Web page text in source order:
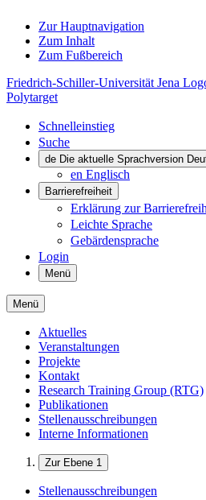
Zur Hauptnavigation
Zum Inhalt
Zum Fußbereich
Friedrich-Schiller-Universität Jena
Polytarget
Schnelleinstieg
Suche
de Die aktuelle Sprachversion
en Englisch
Barrierefreiheit
Erklärung zur
Leichte Sprache
Gebärdensprache
Login
Menü
Menü
Aktuelles
Veranstaltungen
Projekte
Kontakt
Research Training Group (RTG)
Publikationen
Stellenausschreibungen
Interne Informationen
Zur Ebene 1
Stellenausschreibungen